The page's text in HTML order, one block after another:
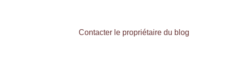
Contacter le propriétaire du blog